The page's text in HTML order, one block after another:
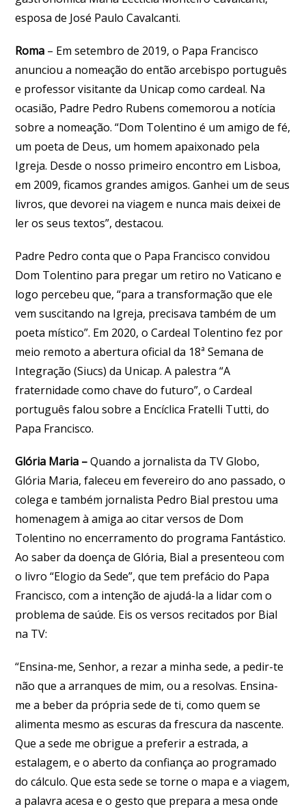
esposa de José Paulo Cavalcanti.
Roma – Em setembro de 2019, o Papa Francisco
anunciou a nomeação do então arcebispo português
e professor visitante da Unicap como cardeal. Na
ocasião, Padre Pedro Rubens comemorou a notícia
sobre a nomeação. “Dom Tolentino é um amigo de fé,
um poeta de Deus, um homem apaixonado pela
Igreja. Desde o nosso primeiro encontro em Lisboa,
em 2009, ficamos grandes amigos. Ganhei um de seus
livros, que devorei na viagem e nunca mais deixei de
ler os seus textos”, destacou.
Padre Pedro conta que o Papa Francisco convidou
Dom Tolentino para pregar um retiro no Vaticano e
logo percebeu que, “para a transformação que ele
vem suscitando na Igreja, precisava também de um
poeta místico”. Em 2020, o Cardeal Tolentino fez por
meio remoto a abertura oficial da 18ª Semana de
Integração (Siucs) da Unicap. A palestra “A
fraternidade como chave do futuro”, o Cardeal
português falou sobre a Encíclica Fratelli Tutti, do
Papa Francisco.
Glória Maria –Quando a jornalista da TV Globo,
Glória Maria, faleceu em fevereiro do ano passado, o
colega e também jornalista Pedro Bial prestou uma
homenagem à amiga ao citar versos de Dom
Tolentino no encerramento do programa Fantástico.
Ao saber da doença de Glória, Bial a presenteou com
o livro “Elogio da Sede”, que tem prefácio do Papa
Francisco, com a intenção de ajudá-la a lidar com o
problema de saúde. Eis os versos recitados por Bial
na TV:
“Ensina-me, Senhor, a rezar a minha sede, a pedir-te
não que a arranques de mim, ou a resolvas. Ensina-
me a beber da própria sede de ti, como quem se
alimenta mesmo as escuras da frescura da nascente.
Que a sede me obrigue a preferir a estrada, a
estalagem, e o aberto da confiança ao programado
do cálculo. Que esta sede se torne o mapa e a viagem,
a palavra acesa e o gesto que prepara a mesa onde